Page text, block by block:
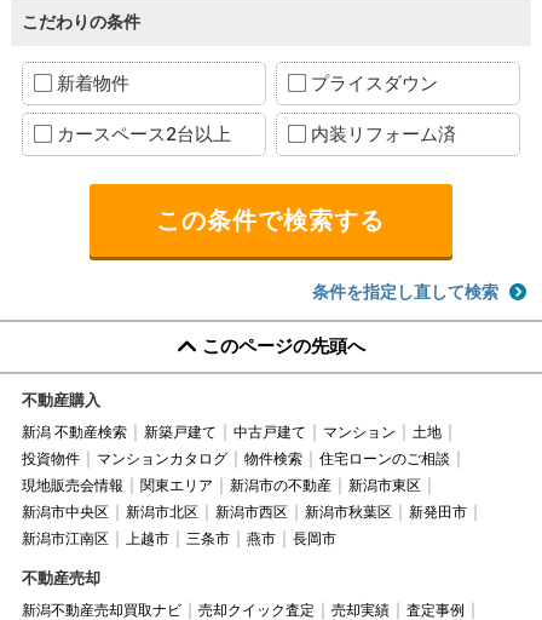
こだわりの条件
新着物件 プライスダウン
カースペース2台以上 内装リフォーム済
条件を指定し直して検索
このページの先頭へ
不動産購入
新潟 不動産検索 新築戸建て 中古戸建て マンション
土地
投資物件
マンションカタログ 物件検索
住宅ローンのご相談
現地販売会情報
関東エリア 新潟市の不動産
新潟市東区
新潟市中央区
新潟市北区 新潟市西区 新潟市秋葉区
新発田市
新潟市江南区
上越市 三条市 燕市 長岡市
不動産売却
新潟不動産売却買取ナビ 売却クイック査定 売却実績
査定事例